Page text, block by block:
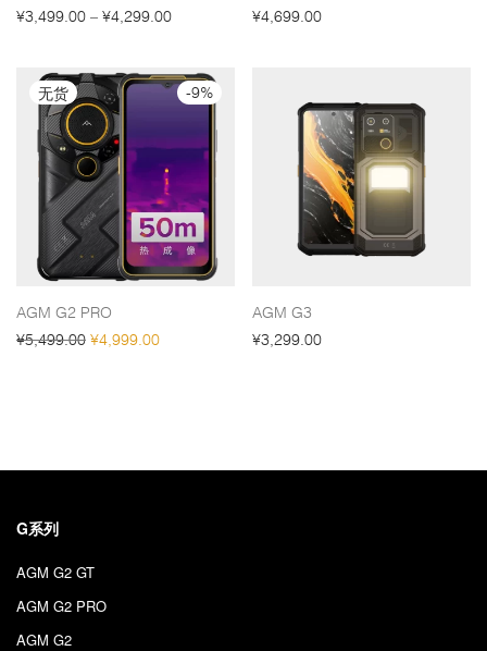
¥3,499.00 – ¥4,299.00
¥4,699.00
-9%
AGM G2 PRO
¥5,499.00 原价为：¥5,499.00。
¥4,999.00当前价格为：¥4,999.00。
AGM G3
¥3,299.00
G系列
AGM G2 GT
AGM G2 PRO
AGM G2